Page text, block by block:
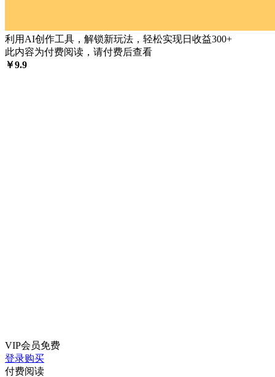
利用AI创作工具，解锁新玩法，轻松实现日收益300+
此内容为付费阅读，请付费后查看
￥9.9
VIP会员免费
登录购买
付费阅读